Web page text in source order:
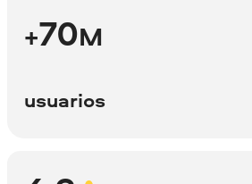
+70M
usuarios